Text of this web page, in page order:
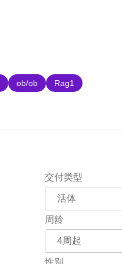
ob/ob Rag1
交付类型
周龄
性别